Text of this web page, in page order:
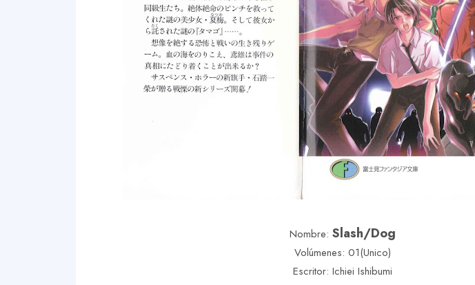
Nombre: Slash/Dog
Volúmenes: 01(Unico)
Escritor: Ichiei Ishibumi